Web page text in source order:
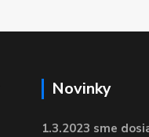
Novinky
1.3.2023 sme